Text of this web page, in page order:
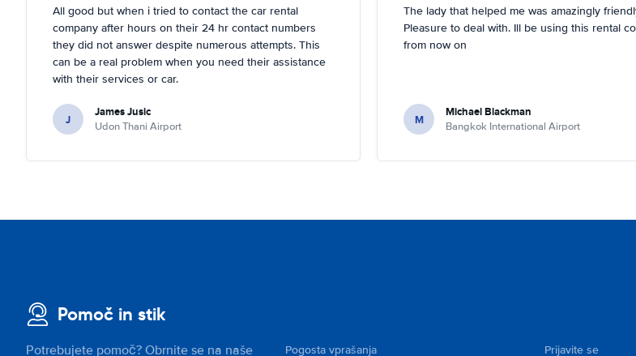
All good but when i tried to contact the car rental
company after hours on their 24 hr contact numbers
they did not answer despite numerous attempts. This
can be a real problem when you need their assistance
with their services or car.
J James Jusic
Udon Thani Airport
The lady that helped me was amazingly
Pleasure to deal with. Ill be using this rental
from now on
M Michael Blackman
Bangkok International Airport
Pomoč in stik
Potrebujete pomoč? Obrnite se na naše Pogosta vprašanja Prijavite se